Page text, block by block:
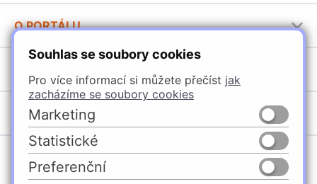
Souhlas se soubory cookies
Pro více informací si můžete přečíst jak
zacházíme se soubory cookies
Marketing
Statistické
Preferenční
Stavební katalog Häfele
Brožury Häfele
O PORTÁLU
Provozovatel portálu
Jak používat portál
Úchytky
Nábytkové kování
Vybavení kuchyní
Osvětlení a elektro
POBOČKY
Špačince
Žilina